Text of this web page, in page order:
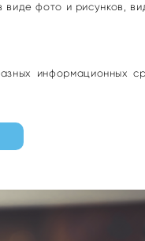
фото и рисунков,
информационных